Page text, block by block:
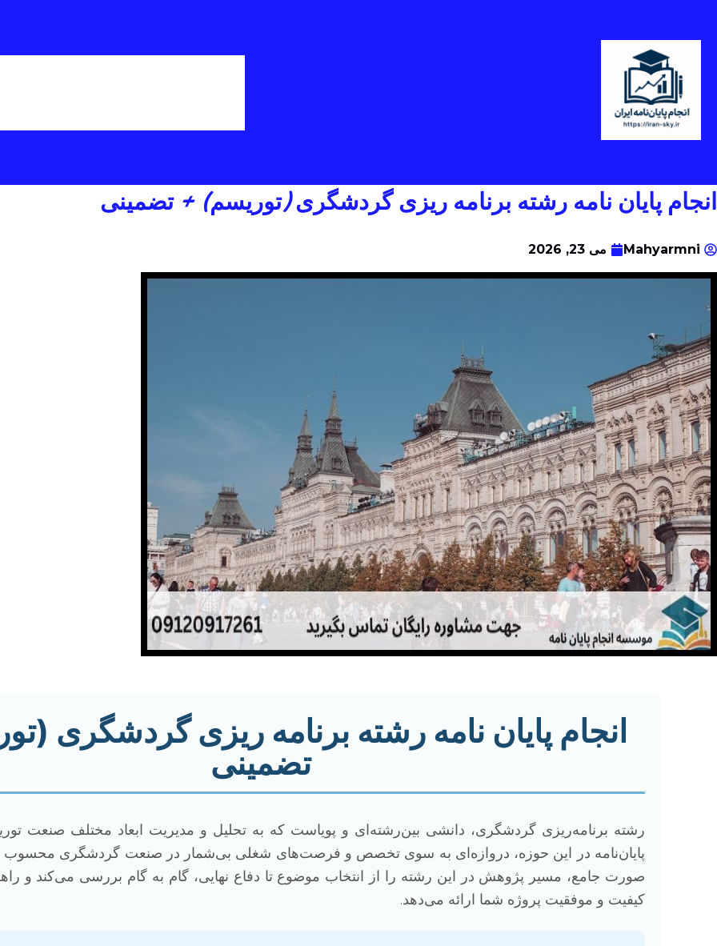
انجام پایان نامه رشته برنامه ریزی گردشگری (توریسم) + تضمینی
Mahyarmni می 23, 2026
انجام پایان نامه رشته برنامه ریزی گردشگری
تضمینی
رشته برنامه‌ریزی گردشگری، دانشی بین‌رشته‌ای و پویاست که به تحلیل و مدیریت ابعاد مختلف صنعت
پایان‌نامه در این حوزه، دروازه‌ای به سوی تخصص و فرصت‌های شغلی بی‌شمار در صنعت گردشگری محسوب
صورت جامع، مسیر پژوهش در این رشته را از انتخاب موضوع تا دفاع نهایی، گام به گام بررسی می‌کند و
کیفیت و موفقیت پروژه شما ارائه می‌دهد.